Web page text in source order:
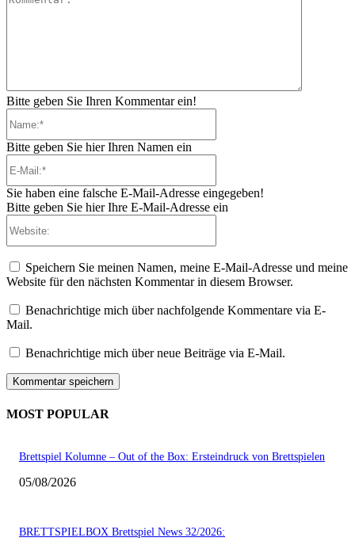
Bitte geben Sie Ihren Kommentar ein!
Bitte geben Sie hier Ihren Namen ein
Sie haben eine falsche E-Mail-Adresse eingegeben!
Bitte geben Sie hier Ihre E-Mail-Adresse ein
Speichern Sie meinen Namen, meine E-Mail-Adresse und meine
Website für den nächsten Kommentar in diesem Browser.
Benachrichtige mich über nachfolgende Kommentare via E-
Mail.
Benachrichtige mich über neue Beiträge via E-Mail.
MOST POPULAR
Brettspiel Kolumne – Out of the Box: Ersteindruck von Brettspielen
05/08/2026
BRETTSPIELBOX Brettspiel News 32/2026: